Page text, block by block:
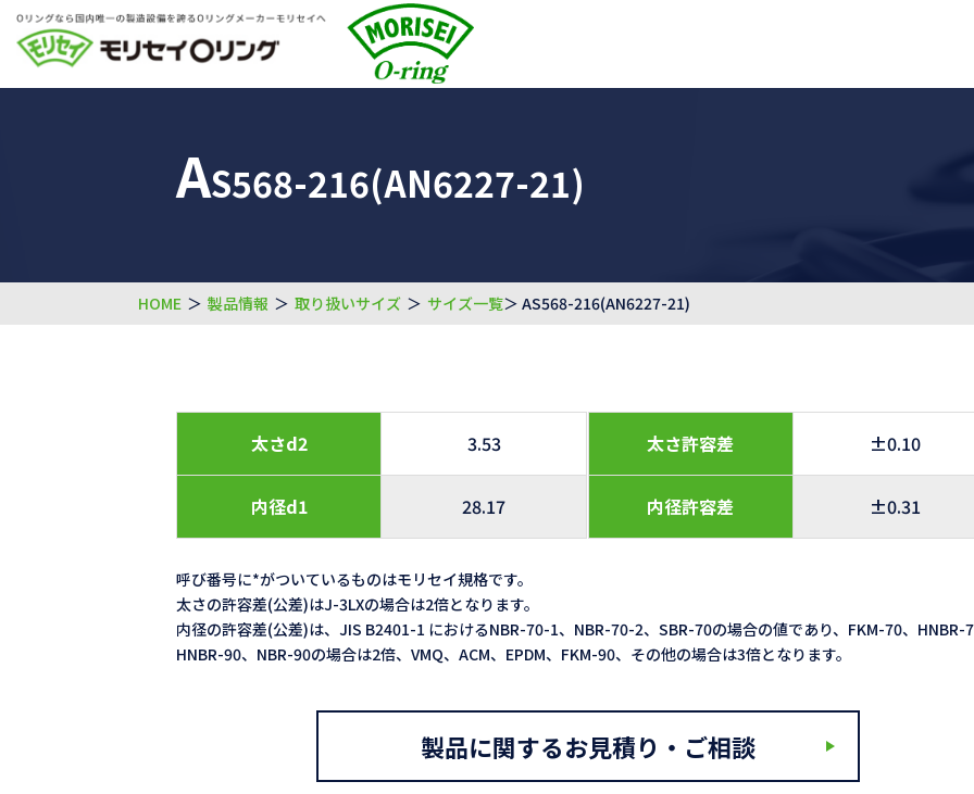
AS568-216(AN6227-21)
HOME ＞ 製品情報 ＞ 取り扱いサイズ ＞ サイズ一覧＞ AS568-216(AN6227-21)
太さd2 3.53
内径d1 28.17
太さ許容差 ±0.10
内径許容差 ±0.31
呼び番号に*がついているものはモリセイ規格です。
太さの許容差(公差)はJ-3LXの場合は2倍となります。
内径の許容差(公差)は、JIS B2401-1 におけるNBR-70-1、NBR-70-2、SBR-70の場合の値であり、FKM-70、HNBR-
HNBR-90、NBR-90の場合は2倍、VMQ、ACM、EPDM、FKM-90、その他の場合は3倍となります。
製品に関するお見積り・ご相談